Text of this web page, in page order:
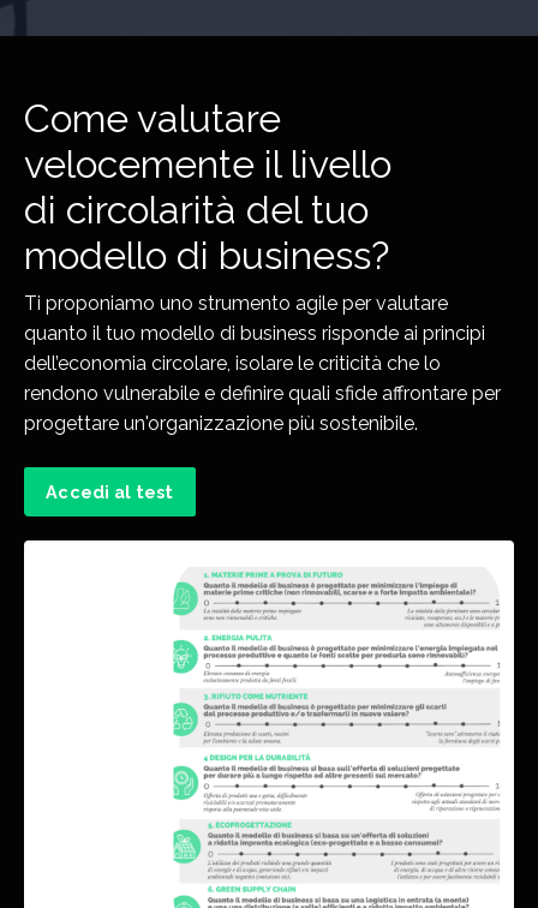
Come valutare
velocemente il livello
di circolarità del tuo
modello di business?
Ti proponiamo uno strumento agile per valutare
quanto il tuo modello di business risponde ai principi
dell’economia circolare, isolare le criticità che lo
rendono vulnerabile e definire quali sfide affrontare per
progettare un'organizzazione più sostenibile.
Accedi al test